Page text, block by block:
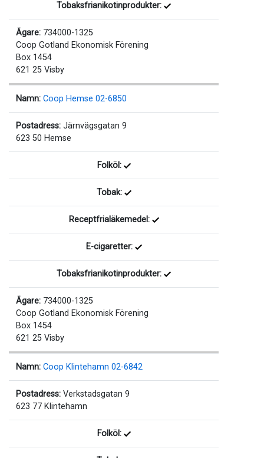
Tobaksfrianikotinprodukter:
Ägare: 734000-1325
Coop Gotland Ekonomisk Förening
Box 1454
621 25 Visby
Namn: Coop Hemse 02-6850
Postadress: Järnvägsgatan 9
623 50 Hemse
Folköl:
Tobak:
Receptfrialäkemedel:
E-cigaretter:
Tobaksfrianikotinprodukter:
Ägare: 734000-1325
Coop Gotland Ekonomisk Förening
Box 1454
621 25 Visby
Namn: Coop Klintehamn 02-6842
Postadress: Verkstadsgatan 9
623 77 Klintehamn
Folköl: